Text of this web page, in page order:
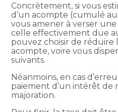
Concrètement, si vous
d’un acompte (cumulé
vous amener à verser
celle effectivement due
pouvez choisir de
acompte, voire vous
suivants.
Néanmoins, en cas
paiement d’un intérêt de
majoration.